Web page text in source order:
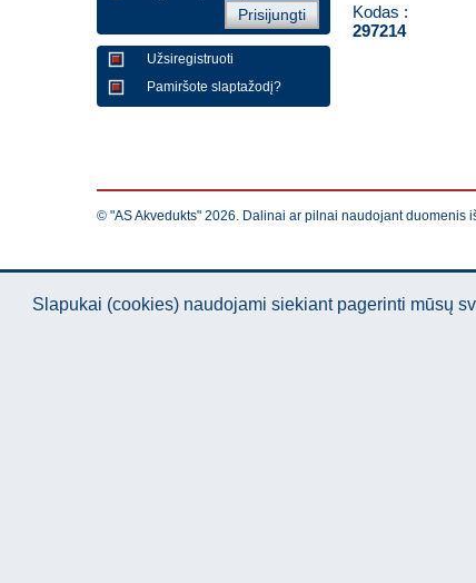
Užsiregistruoti
Pamiršote slaptažodį?
Kodas :
297214
© "AS Akvedukts" 2026. Dalinai ar pilnai naudojant duomenis
Slapukai (cookies) naudojami siekiant pagerinti mūsų